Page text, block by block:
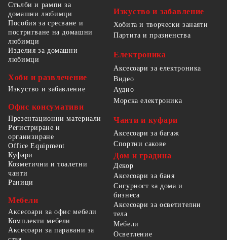
Стълби и рампи за
домашни любимци
Пособия за сресване и
постригване на домашни
любимци
Изделия за домашни
любимци
Хоби и развлечение
Изкуство и забавление
Офис консумативи
Презентационни материали
Регистриране и
организиране
Office Equipment
Изкуство и забавление
Хобита и творчески занаяти
Партита и празненства
Електроника
Аксесоари за електроника
Видео
Аудио
Морска електроника
Чанти и куфари
Аксесоари за багаж
Спортни сакове
Куфари
Козметични и тоалетни
чанти
Раници
Мебели
Аксесоари за офис мебели
Комплекти мебели
Аксесоари за паравани за
Дом и градина
Декор
Аксесоари за баня
Сигурност за дома и
бизнеса
Аксесоари за осветителни
тела
Мебели
Осветление